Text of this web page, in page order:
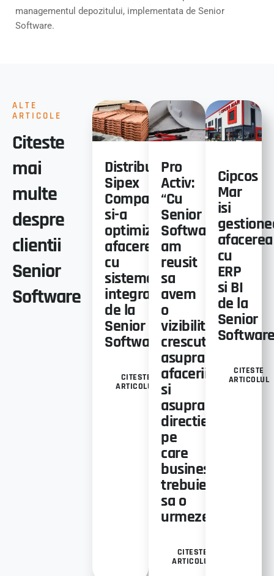
managementul depozitului, implementata de Senior
Software.
ALTE
ARTICOLE
Citeste
mai
multe
despre
clientii
Senior
Software
Distribuitorul
Sipex
Company
si-a
optimizat
afacerea
cu
sisteme
integrate
de la
Senior
Software
CITESTE
ARTICOLUL
Pro
Activ:
“Cu
Senior
Software,
am
reusit
sa
avem
o
vizibilitate
crescuta
asupra
afacerii
si
asupra
directiei
pe
care
businessul
trebuie
sa o
urmeze”
CITESTE
ARTICOLUL
Cipcos
Mar
isi
afacerea
cu
ERP
si BI
de la
Senior
CITESTE
ARTICOLUL